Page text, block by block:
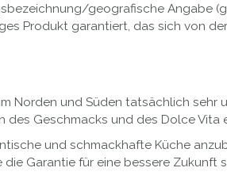
geografische Angabe
Produkt garantiert, das sich von
Norden und Süden tatsächlich
Geschmacks und des Dolce
und schmackhafte Küche
Garantie für eine bessere Zukunft